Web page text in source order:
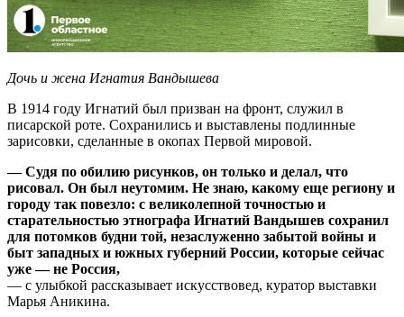
Дочь и жена Игнатия Вандышева
В 1914 году Игнатий был призван на фронт, служил в
писарской роте. Сохранились и выставлены подлинные
зарисовки, сделанные в окопах Первой мировой.
— Судя по обилию рисунков, он только и делал, что
рисовал. Он был неутомим. Не знаю, какому еще региону и
городу так повезло: с великолепной точностью и
старательностью этнографа Игнатий Вандышев сохранил
для потомков будни той, незаслуженно забытой войны и
быт западных и южных губерний России, которые сейчас
уже — не Россия,
— с улыбкой рассказывает искусствовед, куратор выставки
Марья Аникина.